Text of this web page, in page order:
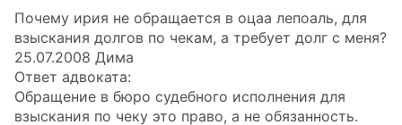
Почему ирия не обращается в оцаа лепоаль, для
взыскания долгов по чекам, а требует долг с меня?
25.07.2008 Дима
Ответ адвоката:
Обращение в бюро судебного исполнения для
взыскания по чеку это право, а не обязанность.